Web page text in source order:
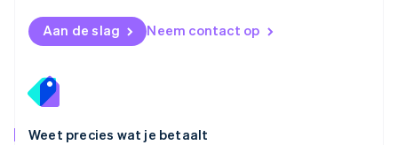
Aan de slag Neem contact op
Weet precies wat je betaalt
English
Portugal
Roemenië
English
English简体中文